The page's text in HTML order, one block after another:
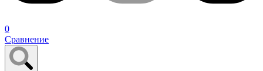
0
Сравнение